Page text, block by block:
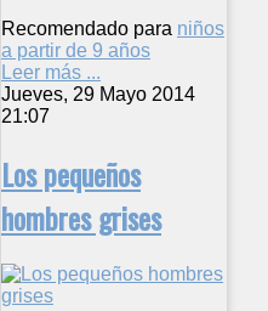
Recomendado para niños
a partir de 9 años
Leer más ...
Jueves, 29 Mayo 2014
21:07
Los pequeños
hombres grises